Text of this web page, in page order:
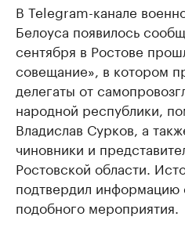
В Telegram-канале
Белоуса появилось
сентября в Ростове
совещание», в котором
делегаты от
народной республики,
Владислав Сурков, а
чиновники и
Ростовской области.
подтвердил информацию
подобного мероприятия.